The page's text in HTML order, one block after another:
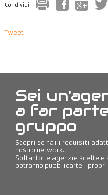
Condividi
Tweet
Sei
a far
gruppo
Scopri se hai i requisiti
nostro network.
Soltanto le agenzie scelte
potranno pubblicarte i